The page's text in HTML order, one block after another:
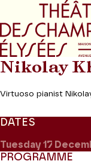
Go to main
Nikolay
Virtuoso pianist
DATES
Tuesday 17
PROGRAMME